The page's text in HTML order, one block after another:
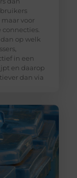
voor
op welk
in een
en daarop
dan via